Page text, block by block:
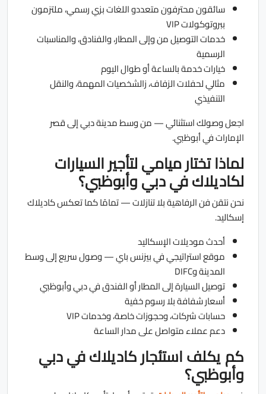
سائقون محترفون متعددو اللغات بزي رسمي، ملتزمون
ببروتوكولات VIP
خدمات التوصيل من وإلى المطار، والفنادق، والمناسبات
الرسمية
خيارات خدمة بالساعة أو طوال اليوم
مثالي لحفلات الزفاف، زالشخصيات المهمة، والنقل
التنفيذي
اجعل وصولك استثنائي — من وسط مدينة دبي إلى قصر
الإمارات في أبوظبي.
لماذا تختار ميامي لتأجير السيارات
لكاديلاك في دبي وأبوظبي؟
نحن نتقن فن الرفاهية بلا تنازلات — تمامًا كما تعكس كاديلاك
إسكاليد.
أحدث موديلات الإسكاليد
موقع استراتيجي في بيزنس باي — وصول سريع إلى وسط
المدينة وDIFC
توصيل السيارة إلى المطار أو الفندق في دبي وأبوظبي
أسعار شفافة بلا رسوم خفية
حسابات شركات، وحجوزات خاصة، وخدمات VIP
دعم عملاء متواصل على مدار الساعة
كم يكلف استئجار كاديلاك في دبي
وأبوظبي؟